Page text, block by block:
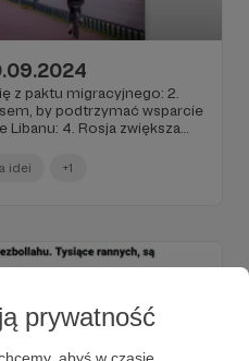
prywatność
z paktu migracyjnego: 2.
by podtrzymać wsparcie
Libanu: 4. Rosja zwiększa
brazylijskiego Sądu
w Korei
idei +1